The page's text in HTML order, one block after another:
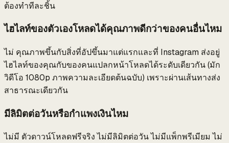
ต้องทำทีละชิ้น
ไฮไลท์ของตัวเองโหลดได้คุณภาพดีกว่าของคนอื่นไหม
ไม่ คุณภาพขึ้นกับสิ่งที่อัปขึ้นมาแต่แรกและที่ Instagram ส่งอยู่
ไฮไลท์ของคุณกับของคนแปลกหน้าโหลดได้ระดับเดียวกัน (มัก
วิดีโอ 1080p ภาพความละเอียดต้นฉบับ) เพราะผ่านเส้นทางส่ง
สาธารณะเดียวกัน
มีลิมิตต่อวันหรือกำแพงเงินไหม
ไม่มี ตัวดาวน์โหลดฟรีจริง ไม่มีลิมิตต่อวัน ไม่มีแพ็กพรีเมียม ไม่